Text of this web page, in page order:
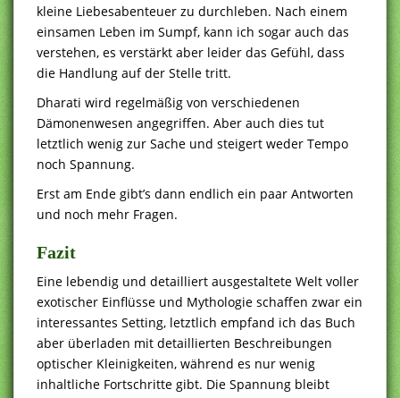
kleine Liebesabenteuer zu durchleben. Nach einem
einsamen Leben im Sumpf, kann ich sogar auch das
verstehen, es verstärkt aber leider das Gefühl, dass
die Handlung auf der Stelle tritt.
Dharati wird regelmäßig von verschiedenen
Dämonenwesen angegriffen. Aber auch dies tut
letztlich wenig zur Sache und steigert weder Tempo
noch Spannung.
Erst am Ende gibt’s dann endlich ein paar Antworten
und noch mehr Fragen.
Fazit
Eine lebendig und detailliert ausgestaltete Welt voller
exotischer Einflüsse und Mythologie schaffen zwar ein
interessantes Setting, letztlich empfand ich das Buch
aber überladen mit detaillierten Beschreibungen
optischer Kleinigkeiten, während es nur wenig
inhaltliche Fortschritte gibt. Die Spannung bleibt